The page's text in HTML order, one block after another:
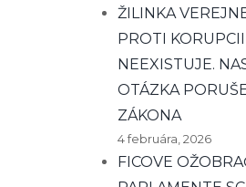
ŽILINKA
PROTI
NEEXISTUJE.
OTÁZKA
ZÁKONA
4 februára, 2026
FICOVE